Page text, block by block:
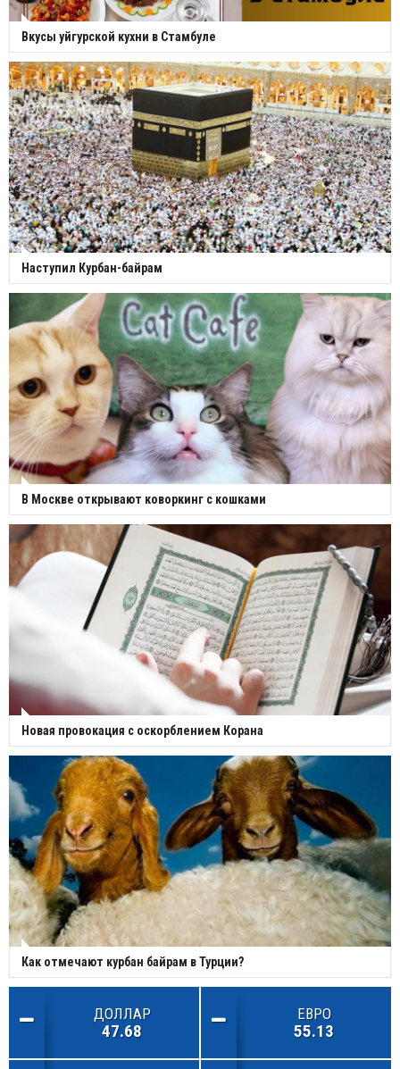
Вкусы уйгурской кухни в Стамбуле
Наступил Курбан-байрам
В Москве открывают коворкинг с кошками
Новая провокация с оскорблением Корана
Как отмечают курбан байрам в Турции?
ДОЛЛАР
47.68
ЕВРО
55.13